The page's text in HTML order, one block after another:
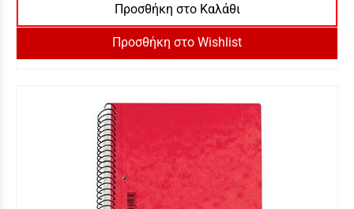
Προσθήκη στο Καλάθι
Προσθήκη στο Wishlist